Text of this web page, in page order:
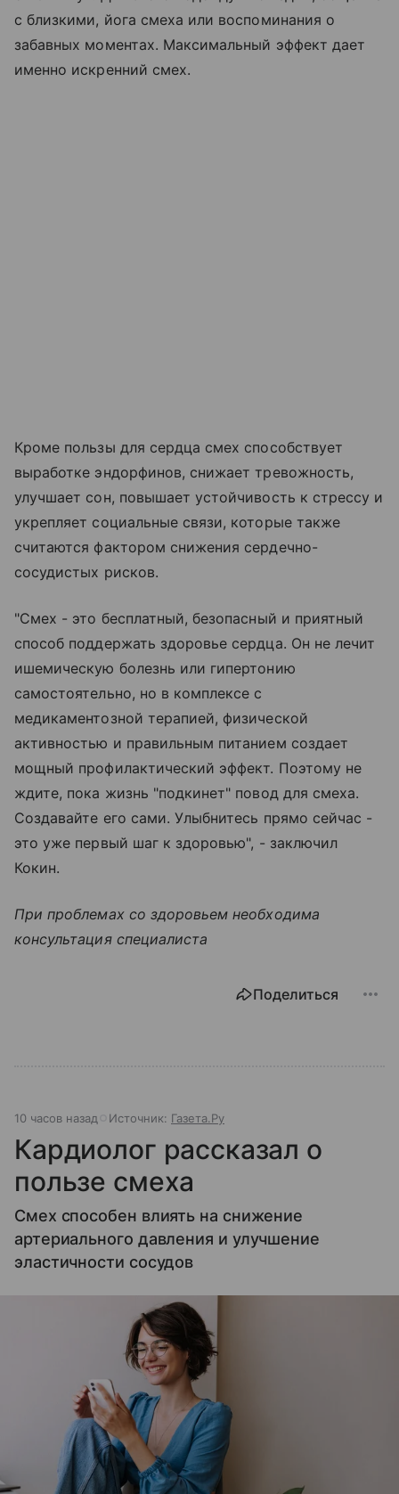
с близкими, йога смеха или воспоминания о
забавных моментах. Максимальный эффект дает
именно искренний смех.
Кроме пользы для сердца смех способствует
выработке эндорфинов, снижает тревожность,
улучшает сон, повышает устойчивость к стрессу и
укрепляет социальные связи, которые также
считаются фактором снижения сердечно-
сосудистых рисков.
"Смех - это бесплатный, безопасный и приятный
способ поддержать здоровье сердца. Он не лечит
ишемическую болезнь или гипертонию
самостоятельно, но в комплексе с
медикаментозной терапией, физической
активностью и правильным питанием создает
мощный профилактический эффект. Поэтому не
ждите, пока жизнь "подкинет" повод для смеха.
Создавайте его сами. Улыбнитесь прямо сейчас -
это уже первый шаг к здоровью", - заключил
Кокин.
При проблемах со здоровьем необходима
консультация специалиста
Поделиться
10 часов назад Источник: Газета.Ру
Кардиолог рассказал о
пользе смеха
Смех способен влиять на снижение
артериального давления и улучшение
эластичности сосудов